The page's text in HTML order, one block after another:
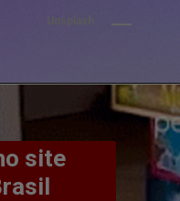
site